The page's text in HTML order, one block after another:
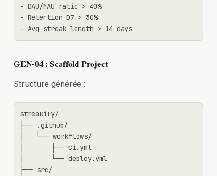
- DAU/MAU ratio > 40%
- Retention D7 > 30%
- Avg streak length > 14 days
GEN-04 : Scaffold Project
Structure générée :
streakify/
├── .github/
│   └── workflows/
│       ├── ci.yml
│       └── deploy.yml
├── src/